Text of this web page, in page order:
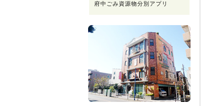
府中ごみ資源物分別アプリ